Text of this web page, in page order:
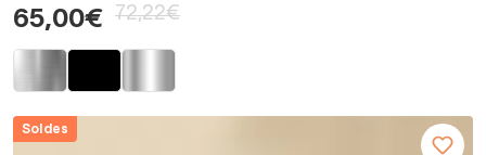
65,00€ 72,22€
Soldes